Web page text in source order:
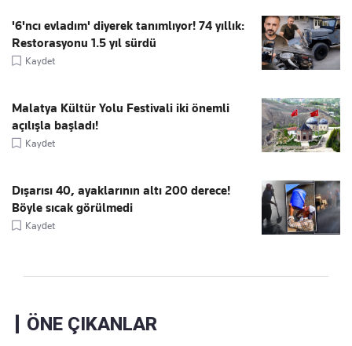
'6'ncı evladım' diyerek tanımlıyor! 74 yıllık:
Restorasyonu 1.5 yıl sürdü
Kaydet
Malatya Kültür Yolu Festivali iki önemli
açılışla başladı!
Kaydet
Dışarısı 40, ayaklarının altı 200 derece!
Böyle sıcak görülmedi
Kaydet
ÖNE ÇIKANLAR